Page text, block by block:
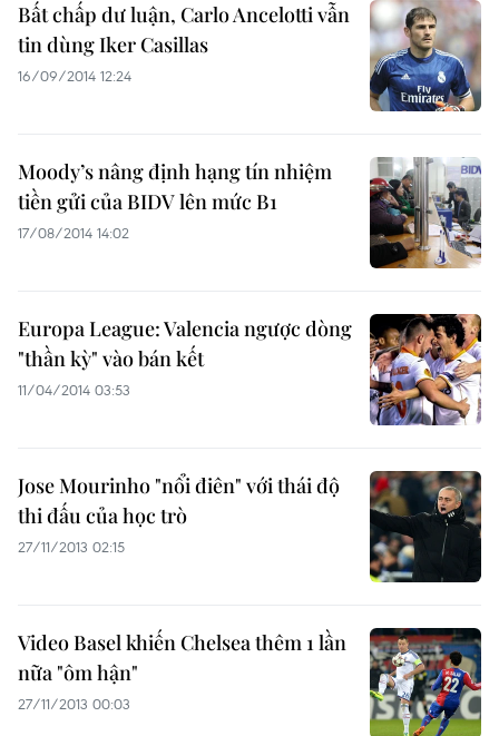
Bất chấp dư luận, Carlo Ancelotti vẫn
tin dùng Iker Casillas
16/09/2014 12:24
Moody’s nâng định hạng tín nhiệm
tiền gửi của BIDV lên mức B1
17/08/2014 14:02
Europa League: Valencia ngược dòng
"thần kỳ" vào bán kết
11/04/2014 03:53
Jose Mourinho "nổi điên" với thái độ
thi đấu của học trò
27/11/2013 02:15
Video Basel khiến Chelsea thêm 1 lần
nữa "ôm hận"
27/11/2013 00:03